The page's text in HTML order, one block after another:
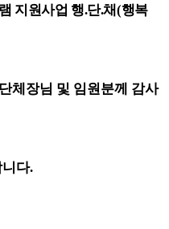
지원사업 행.단.채(행복
체장님 및 임원분께 감사
다.